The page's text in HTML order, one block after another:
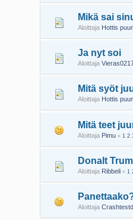
Mikä sai
Aloittaja Hottis
Ja nyt soi
Aloittaja
Mitä syöt
Aloittaja Hottis
Mitä teet
Aloittaja Pimu « 1 2
Donalt
Aloittaja Ribbeli « 1
Aloittaja